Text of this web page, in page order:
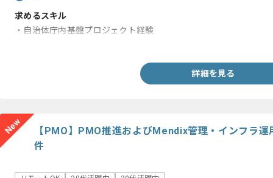
求めるスキル
・自治体庁内基盤プロジェクト経験
詳細を見る
New
【PMO】PMO推進およびMendix管理・インフラ
件